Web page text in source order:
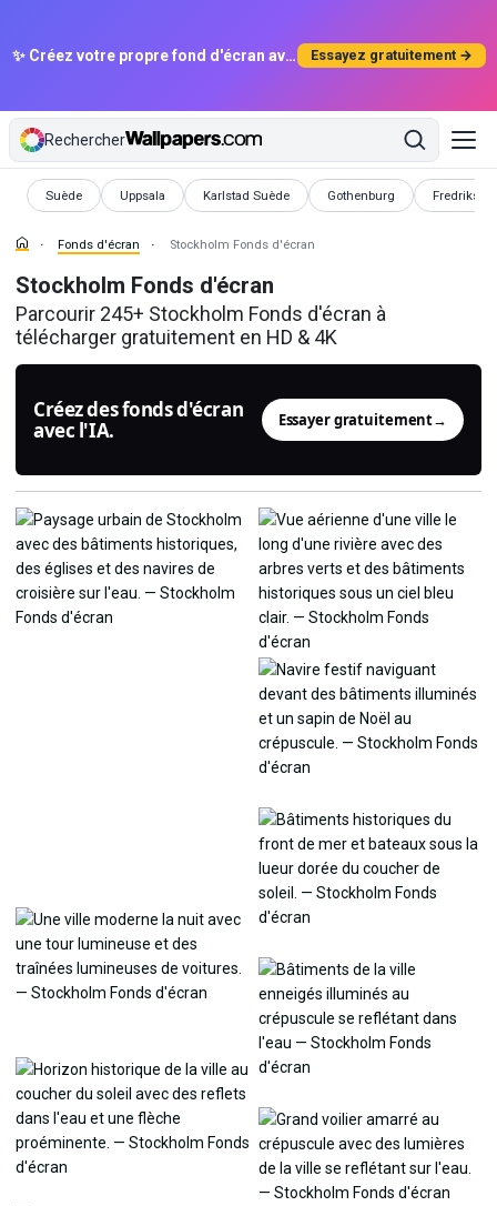
✨ Créez votre propre fond d'écran avec l'IA Essayez gratuitement →
Rechercher
Suède
Fonds d'écranUppsala
Fonds d'écran Karlstad Suède
Fonds d'écran Gothenburg
Fonds d'écran Fredrikstad
Fonds
Fonds d'écran Stockholm Fonds d'écran
Stockholm Fonds d'écran
Parcourir 245+ Stockholm Fonds d'écran à
télécharger gratuitement en HD & 4K
Créez des fonds d'écran
avec l'IA.
Essayer gratuitement→